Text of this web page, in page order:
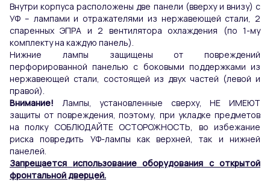
Внутри корпуса расположены две панели (вверху и внизу) с
УФ – лампами и отражателями из нержавеющей стали, 2
спаренных ЭПРА и 2 вентилятора охлаждения (по 1-му
комплекту на каждую панель).
Нижние лампы защищены от повреждений
перфорированной панелью с боковыми поддержками из
нержавеющей стали, состоящей из двух частей (левой и
правой).
Внимание! Лампы, установленные сверху, НЕ ИМЕЮТ
защиты от повреждения, поэтому, при укладке предметов
на полку СОБЛЮДАЙТЕ ОСТОРОЖНОСТЬ, во избежание
риска повредить УФ-лампы как верхней, так и нижней
панелей.
Запрещается использованиеоборудования с открытой
фронтальной дверцей.